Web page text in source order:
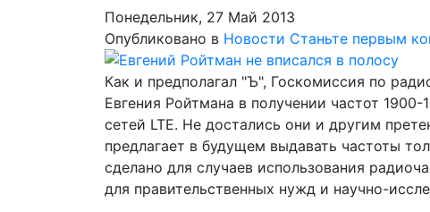
Понедельник, 27 Май 2013
Опубликовано в Новости Станьте первым
Как и предполагал "Ъ", Госкомиссия по
Евгения Ройтмана в получении частот
сетей LTE. Не достались они и другим
предлагает в будущем выдавать частоты
сделано для случаев использования
для правительственных нужд и научно-